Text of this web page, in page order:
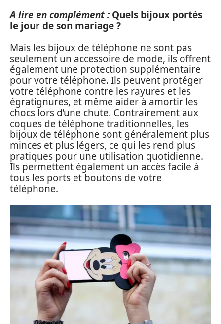
A lire en complément : Quels bijoux portés
le jour de son mariage ?
Mais les bijoux de téléphone ne sont pas
seulement un accessoire de mode, ils offrent
également une protection supplémentaire
pour votre téléphone. Ils peuvent protéger
votre téléphone contre les rayures et les
égratignures, et même aider à amortir les
chocs lors d’une chute. Contrairement aux
coques de téléphone traditionnelles, les
bijoux de téléphone sont généralement plus
minces et plus légers, ce qui les rend plus
pratiques pour une utilisation quotidienne.
Ils permettent également un accès facile à
tous les ports et boutons de votre
téléphone.